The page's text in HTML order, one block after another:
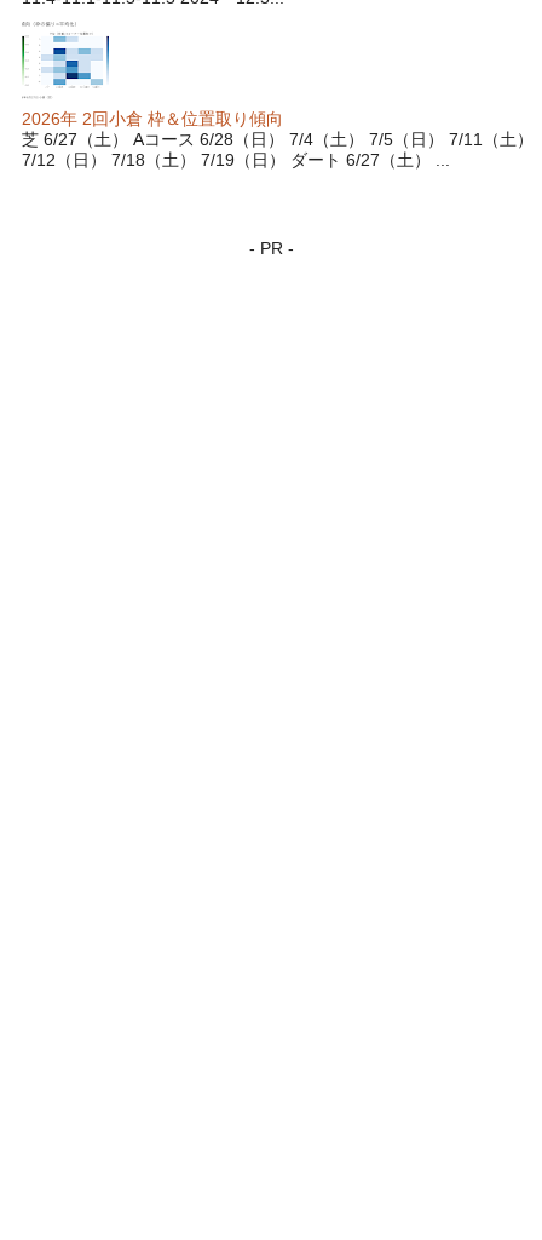
2026年 2回小倉 枠＆位置取り傾向
芝 6/27（土） Aコース 6/28（日） 7/4（土） 7/5（日） 7/11（土）
7/12（日） 7/18（土） 7/19（日） ダート 6/27（土） ...
- PR -